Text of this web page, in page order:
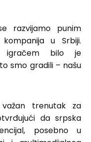
razvijamo punim
u Srbiji.
igračem bilo je
smo gradili – našu
trenutak za
da srpska
posebno u